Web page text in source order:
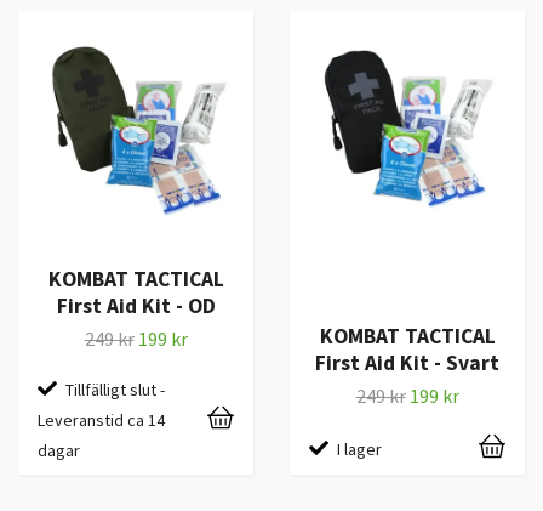
KOMBAT TACTICAL
First Aid Kit - OD
249 kr 199 kr
Tillfälligt slut -
Leveranstid ca 14
dagar
KOMBAT TACTICAL
First Aid Kit - Svart
249 kr 199 kr
I lager